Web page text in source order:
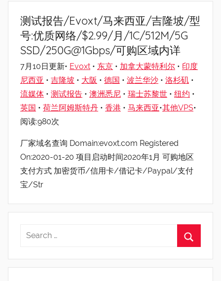
测试报告/Evoxt/马来西亚/吉隆坡/型
号:优质网络/$2.99/月/1C/512M/5G
SSD/250G@1Gbps/可购区域内详
7月10日更新• Evoxt • 东京 • 加拿大蒙特利尔 • 印度
尼西亚 • 吉隆坡 • 大阪 • 德国 • 波兰华沙 • 洛杉矶 •
流媒体 • 测试报告 • 澳洲悉尼 • 瑞士苏黎世 • 纽约 •
英国 • 荷兰阿姆斯特丹 • 香港 • 马来西亚•其他VPS•
阅读:980次
厂家域名查询 Domain:evoxt.com Registered
On:2020-01-20 项目启动时间2020年1月 可购地区
支付方式 加密货币/信用卡/借记卡/Paypal/支付
宝/Str